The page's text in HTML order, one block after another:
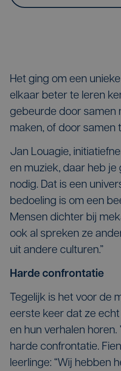
Het ging om een
elkaar beter te leren
gebeurde door samen
maken, of door samen
Jan Louagie,
en muziek, daar heb je
nodig. Dat is een
bedoeling is om een
Mensen dichter bij
ook al spreken ze
uit andere culturen.”
Harde confrontatie
Tegelijk is het voor de
eerste keer dat ze
en hun verhalen horen.
harde confrontatie.
leerlinge: “Wij hebben